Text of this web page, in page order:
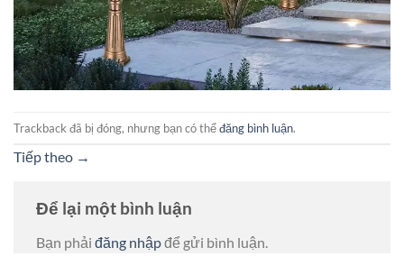
Trackback đã bị đóng, nhưng bạn có thểđăng bình luận.
Tiếp theo →
Để lại một bình luận
Bạn phải đăng nhậpđể gửi bình luận.